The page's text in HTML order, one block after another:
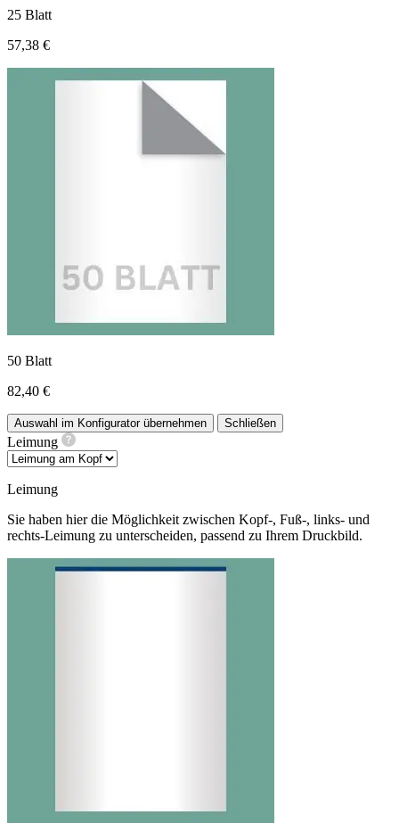
25 Blatt
57,38 €
50 Blatt
82,40 €
Auswahl im Konfigurator übernehmen Schließen
Leimung
Leimung
Sie haben hier die Möglichkeit zwischen Kopf-, Fuß-, links- und
rechts-Leimung zu unterscheiden, passend zu Ihrem Druckbild.